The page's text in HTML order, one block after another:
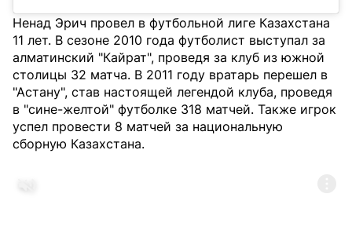
Ненад Эрич провел в футбольной лиге Казахстана
11 лет. В сезоне 2010 года футболист выступал за
алматинский "Кайрат", проведя за клуб из южной
столицы 32 матча. В 2011 году вратарь перешел в
"Астану", став настоящей легендой клуба, проведя
в "сине-желтой" футболке 318 матчей. Также игрок
успел провести 8 матчей за национальную
сборную Казахстана.